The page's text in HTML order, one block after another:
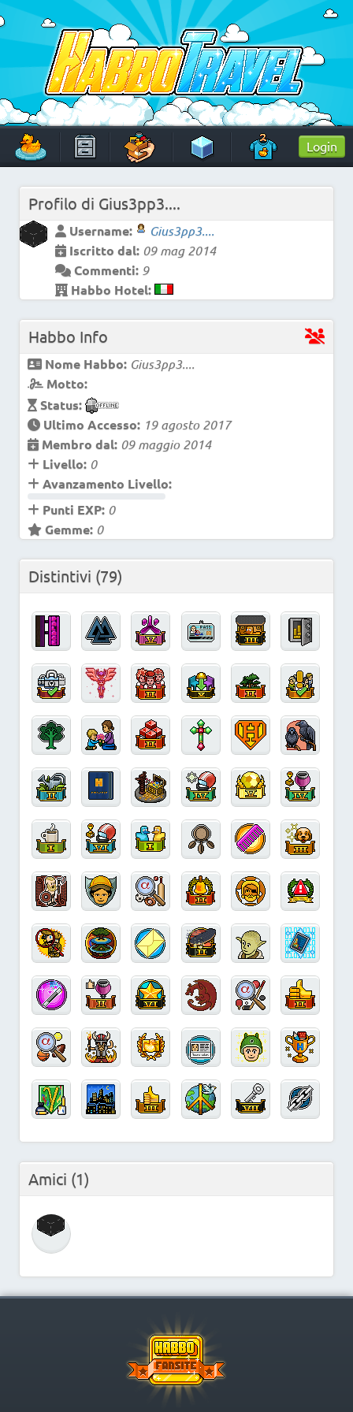
Skip
to
content
HabboTravel
Un viaggio di pixel!
Login
Profilo di Gius3pp3....
Username:
Gius3pp3....
Iscritto dal: 09 mag 2014
Commenti: 9
Habbo Hotel:
Habbo Info
Nome Habbo: Gius3pp3....
Motto:
Status:
Ultimo Accesso: 19 agosto 2017
Membro dal: 09 maggio 2014
Livello: 0
Avanzamento Livello:
Punti EXP: 0
Gemme: 0
Distintivi (79)
Amici (1)